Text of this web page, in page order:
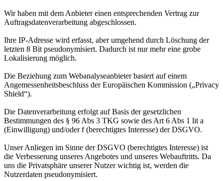
Wir haben mit dem Anbieter einen entsprechenden Vertrag zur
Auftragsdatenverarbeitung abgeschlossen.
Ihre IP-Adresse wird erfasst, aber umgehend durch Löschung der
letzten 8 Bit pseudonymisiert. Dadurch ist nur mehr eine grobe
Lokalisierung möglich.
Die Beziehung zum Webanalyseanbieter basiert auf einem
Angemessenheitsbeschluss der Europäischen Kommission („Privacy
Shield“).
Die Datenverarbeitung erfolgt auf Basis der gesetzlichen
Bestimmungen des § 96 Abs 3 TKG sowie des Art 6 Abs 1 lit a
(Einwilligung) und/oder f (berechtigtes Interesse) der DSGVO.
Unser Anliegen im Sinne der DSGVO (berechtigtes Interesse) ist
die Verbesserung unseres Angebotes und unseres Webauftritts. Da
uns die Privatsphäre unserer Nutzer wichtig ist, werden die
Nutzerdaten pseudonymisiert.